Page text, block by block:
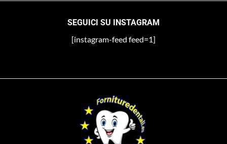
SEGUICI SU INSTAGRAM
[instagram-feed feed=1]